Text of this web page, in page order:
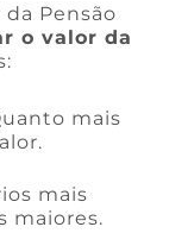
Pensão
o valor da
mais
mais
maiores.